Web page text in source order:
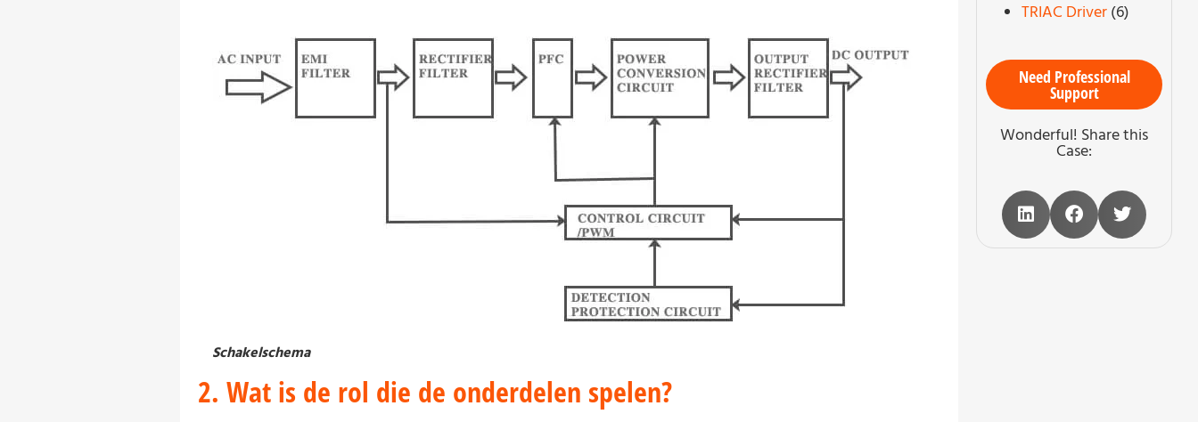
Schakelschema
2. Wat is de rol die de onderdelen spelen?
TRIAC Driver (6)
Need Professional
Support
Wonderful! Share this
Case: